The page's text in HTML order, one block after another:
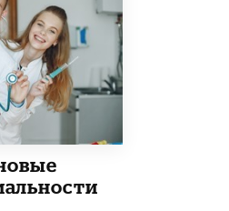
предложили
с учетом
регионов
ввести онлайн-
ЕГЭ
курс по